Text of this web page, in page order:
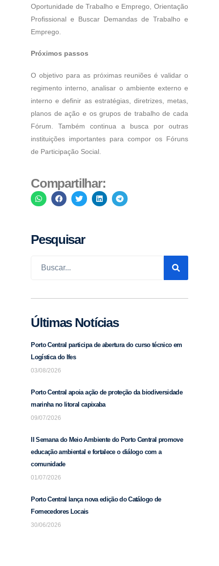
Oportunidade de Trabalho e Emprego, Orientação
Profissional e Buscar Demandas de Trabalho e
Emprego.
Próximos passos
O objetivo para as próximas reuniões é validar o
regimento interno, analisar o ambiente externo e
interno e definir as estratégias, diretrizes, metas,
planos de ação e os grupos de trabalho de cada
Fórum. Também continua a busca por outras
instituições importantes para compor os Fóruns
de Participação Social.
Compartilhar:
Pesquisar
Últimas Notícias
Porto Central participa de abertura do curso técnico em
Logística do Ifes
03/08/2026
Porto Central apoia ação de proteção da biodiversidade
marinha no litoral capixaba
09/07/2026
II Semana do Meio Ambiente do Porto Central promove
educação ambiental e fortalece o diálogo com a
comunidade
01/07/2026
Porto Central lança nova edição do Catálogo de
Fornecedores Locais
30/06/2026